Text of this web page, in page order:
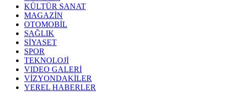
KÜLTÜR SANAT
MAGAZİN
OTOMOBİL
SAĞLIK
SİYASET
SPOR
TEKNOLOJİ
VIDEO GALERİ
VİZYONDAKİLER
YEREL HABERLER